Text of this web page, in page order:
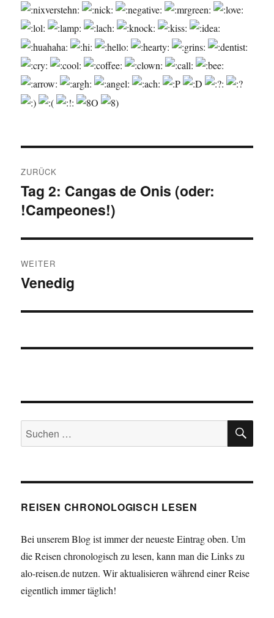
ZURÜCK
Vorheriger
Beitrag:
Tag 2: Cangas de Onis (oder:
!Campeones!)
WEITER
Nächster
Venedig
Suchen
nach:
REISEN CHRONOLOGISCH LESEN
Bei unserem Blog ist immer der neueste Eintrag oben. Um
die Reisen chronologisch zu lesen, kann man die Links zu
alo-reisen.de nutzen. Wir aktualisieren während einer Reise
eigentlich immer täglich!